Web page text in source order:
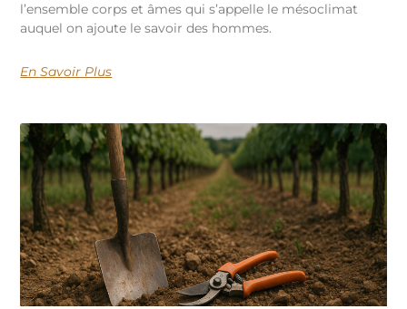
l’ensemble corps et âmes qui s’appelle le mésoclimat
auquel on ajoute le savoir des hommes.
En Savoir Plus